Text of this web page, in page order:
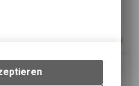
(only VPE 12pcs), pink
Interaktionen und
auf Ihrem Gerät,